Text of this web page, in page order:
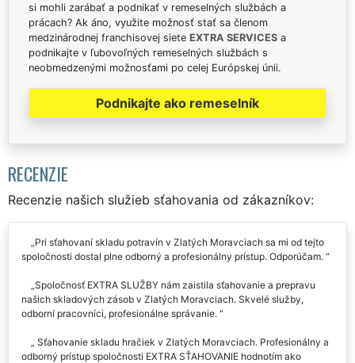
si mohli zarábať a podnikať v remeselných službách a
prácach? Ak áno, využite možnosť stať sa členom
medzinárodnej franchisovej siete EXTRA SERVICES a
podnikajte v ľubovoľných remeselných službách s
neobmedzenými možnosťami po celej Európskej únii.
Podnikajte ako remeselník
RECENZIE
Recenzie našich služieb sťahovania od zákazníkov:
Pri sťahovaní skladu potravín v Zlatých Moravciach sa mi od tejto
spoločnosti dostal plne odborný a profesionálny prístup. Odporúčam.
Spoločnosť EXTRA SLUŽBY nám zaistila sťahovanie a prepravu
našich skladových zásob v Zlatých Moravciach. Skvelé služby,
odborní pracovníci, profesionálne správanie.
Sťahovanie skladu hračiek v Zlatých Moravciach. Profesionálny a
odborný prístup spoločnosti EXTRA SŤAHOVANIE hodnotím ako